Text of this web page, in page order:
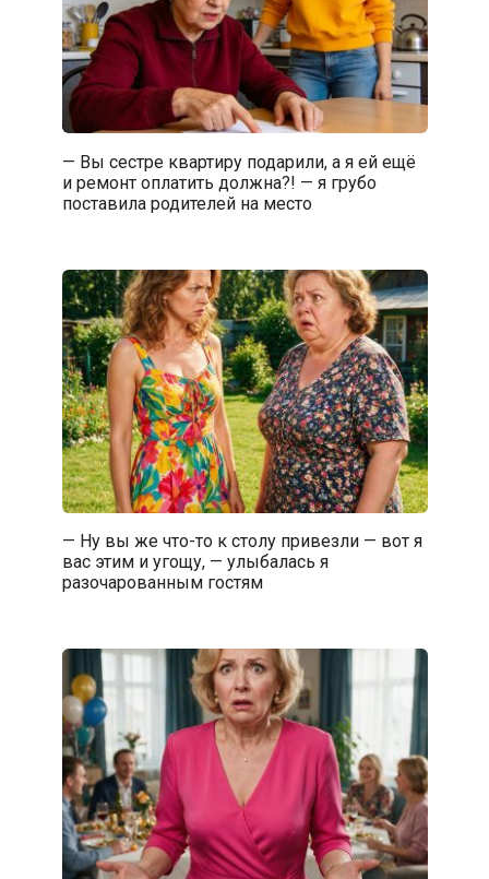
— Вы сестре квартиру подарили, а я ей ещё
и ремонт оплатить должна?! — я грубо
поставила родителей на место
— Ну вы же что-то к столу привезли — вот я
вас этим и угощу, — улыбалась я
разочарованным гостям